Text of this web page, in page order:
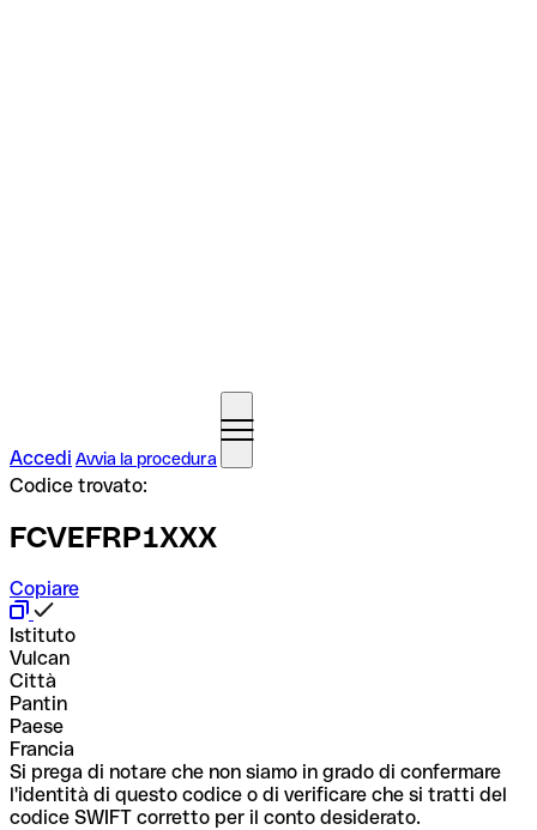
Accedi Avvia la procedura
Codice trovato:
FCVEFRP1XXX
Copiare
Istituto
Vulcan
Città
Pantin
Paese
Francia
Si prega di notare che non siamo in grado di confermare
l'identità di questo codice o di verificare che si tratti del
codice SWIFT corretto per il conto desiderato.